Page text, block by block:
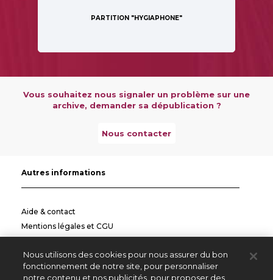
PARTITION "HYGIAPHONE"
Vous souhaitez nous signaler un problème sur une
archive, demander sa dépublication ?
Nous contacter
Autres informations
Aide & contact
Mentions légales et CGU
Informations pratiques
Nous utilisons des cookies pour nous assurer du bon
fonctionnement de notre site, pour personnaliser
notre contenu et nos publicités, pour proposer des